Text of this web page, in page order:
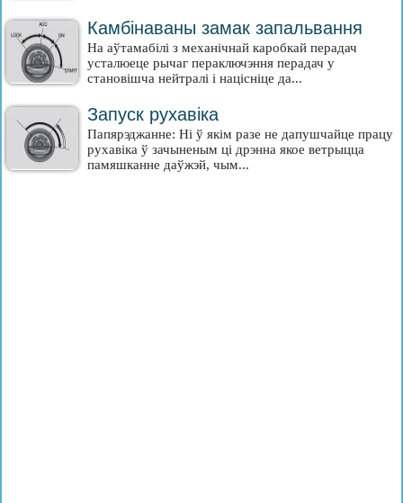
Камбінаваны замак запальвання
На аўтамабілі з механічнай каробкай перадач
усталюеце рычаг пераключэння перадач у
становішча нейтралі і націсніце да...
Запуск рухавіка
Папярэджанне: Ні ў якім разе не дапушчайце працу
рухавіка ў зачыненым ці дрэнна якое ветрыцца
памяшканне даўжэй, чым...